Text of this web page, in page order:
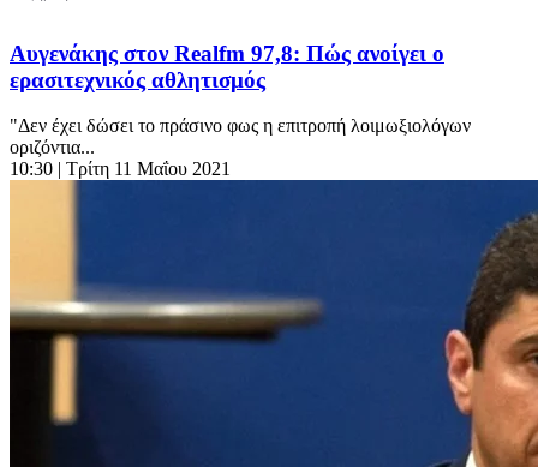
Αυγενάκης στον Realfm 97,8: Πώς ανοίγει ο
ερασιτεχνικός αθλητισμός
"Δεν έχει δώσει το πράσινο φως η επιτροπή λοιμωξιολόγων
οριζόντια...
10:30 | Τρίτη 11 Μαΐου 2021